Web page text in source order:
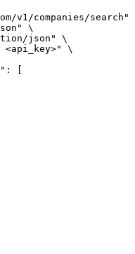
v1/companies/search"
\
json" \
\
[